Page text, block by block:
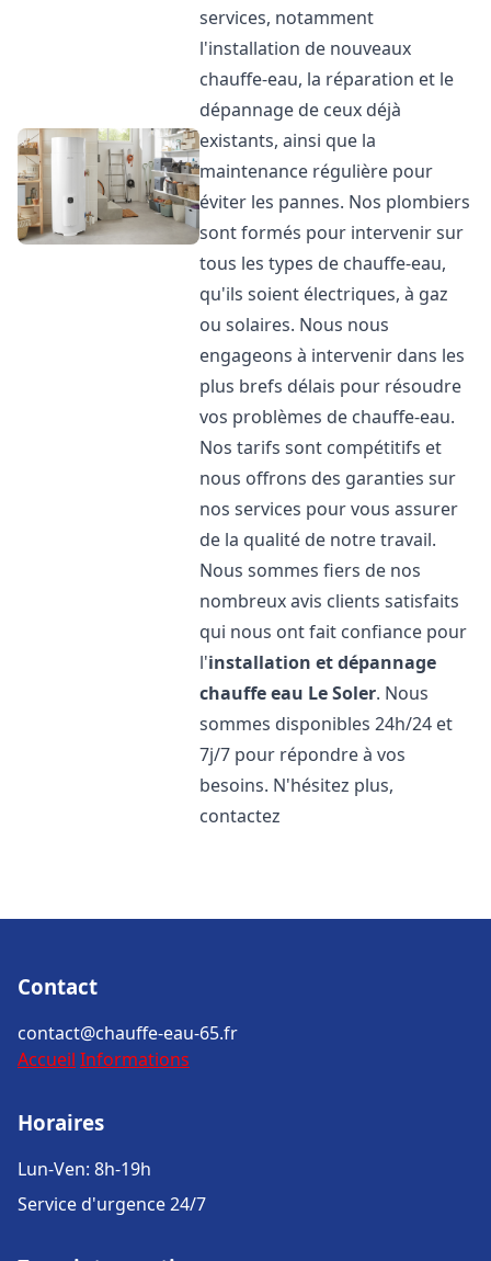
services, notamment
l'installation de nouveaux
chauffe-eau, la réparation et le
dépannage de ceux déjà
existants, ainsi que la
maintenance régulière pour
éviter les pannes. Nos plombiers
sont formés pour intervenir sur
tous les types de chauffe-eau,
qu'ils soient électriques, à gaz
ou solaires. Nous nous
engageons à intervenir dans les
plus brefs délais pour résoudre
vos problèmes de chauffe-eau.
Nos tarifs sont compétitifs et
nous offrons des garanties sur
nos services pour vous assurer
de la qualité de notre travail.
Nous sommes fiers de nos
nombreux avis clients satisfaits
qui nous ont fait confiance pour
l'installation et dépannage
chauffe eau Le Soler. Nous
sommes disponibles 24h/24 et
7j/7 pour répondre à vos
besoins. N'hésitez plus,
contactez
Contact
contact@chauffe-eau-65.fr
Accueil Informations
Horaires
Lun-Ven: 8h-19h
Service d'urgence 24/7